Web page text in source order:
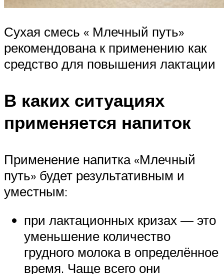
Сухая смесь « Млечный путь»
рекомендована к применению как
средство для повышения лактации
В каких ситуациях
применяется напиток
Применение напитка «Млечный
путь» будет результативным и
уместным:
при лактационных кризах — это
уменьшение количество
грудного молока в определённое
время. Чаще всего они